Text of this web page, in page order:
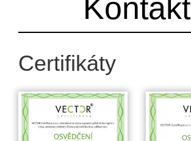
Kontakt
Certifikáty